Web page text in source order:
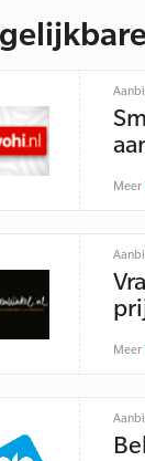
Meer
Meer